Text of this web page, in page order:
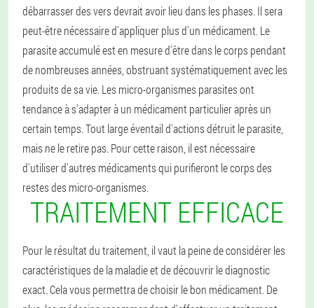
débarrasser des vers devrait avoir lieu dans les phases. Il sera
peut-être nécessaire d'appliquer plus d'un médicament.Le
parasite accumulé est en mesure d'être dans le corps pendant
de nombreuses années, obstruant systématiquement avec les
produits de sa vie.Les micro-organismes parasites ont
tendance à s'adapter à un médicament particulier après un
certain temps.Tout large éventail d'actions détruit le parasite,
mais ne le retire pas. Pour cette raison, il est nécessaire
d'utiliser d'autres médicaments qui purifieront le corps des
restes des micro-organismes.
TRAITEMENT EFFICACE
Pour le résultat du traitement, il vaut la peine de considérer les
caractéristiques de la maladie et de découvrir le diagnostic
exact. Cela vous permettra de choisir le bon médicament. De